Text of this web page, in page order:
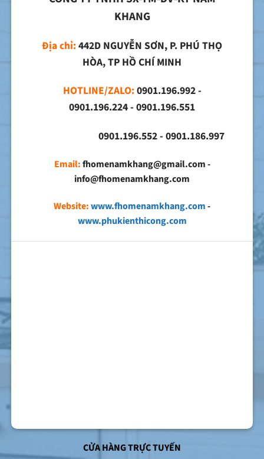
KHANG
Địa chỉ:442D NGUYỄN SƠN, P. PHÚ THỌ
HÒA, TP HỒ CHÍ MINH
HOTLINE/ZALO:0901.196.992 -
0901.196.224 - 0901.196.551
0901.196.552 - 0901.186.997
Email:fhomenamkhang@gmail.com -
info@fhomenamkhang.com
Website:www.fhomenamkhang.com-
www.phukienthicong.com
CỬA HÀNG TRỰC TUYẾN